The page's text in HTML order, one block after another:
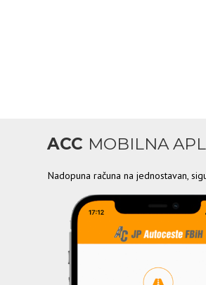
ACC MOBILNA
Nadopuna računa na jednostavan,